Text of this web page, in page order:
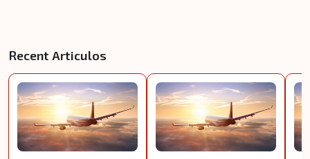
Recent Articulos